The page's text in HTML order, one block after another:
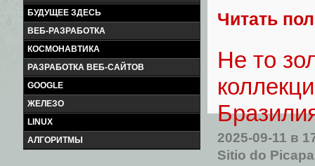
БУДУЩЕЕ ЗДЕСЬ
ВЕБ-РАЗРАБОТКА
КОСМОНАВТИКА
РАЗРАБОТКА ВЕБ-САЙТОВ
GOOGLE
ЖЕЛЕЗО
LINUX
АЛГОРИТМЫ
Читать
Не то
2025-09-11 в
Sitio do